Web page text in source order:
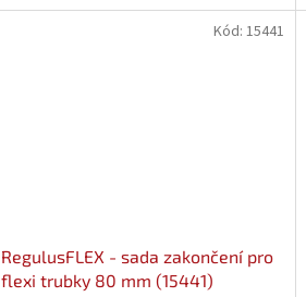
RegulusFLEX - sada zakončení pro
flexi trubky 80 mm (15441)
Kód: 15441